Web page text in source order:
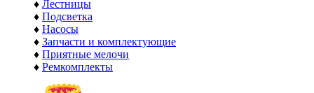
♦ Лестницы
♦ Подсветка
♦ Насосы
♦ Запчасти и комплектующие
♦ Приятные мелочи
♦ Ремкомплекты